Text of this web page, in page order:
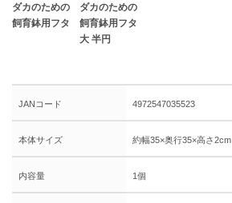
ダカのための
飼育鉢用フタ
ダカのための
飼育鉢用フタ
大 半円
JANコード 4972547035523
本体サイズ 約幅35×奥行35×高さ2cm
内容量 1個